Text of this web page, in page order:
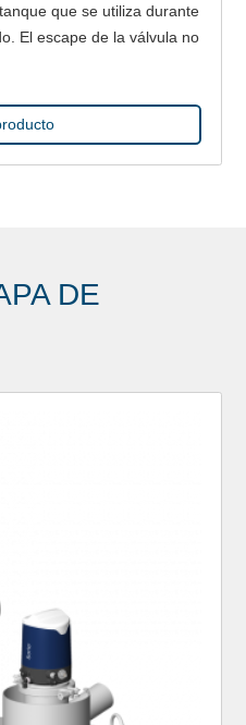
que se utiliza durante
El escape de la válvula no
DE